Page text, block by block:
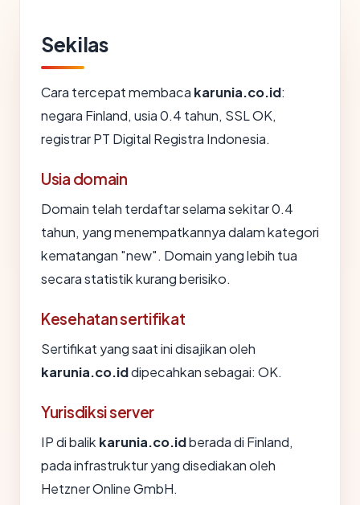
Sekilas
Cara tercepat membaca karunia.co.id:
negara Finland, usia 0.4 tahun, SSL OK,
registrar PT Digital Registra Indonesia.
Usia domain
Domain telah terdaftar selama sekitar 0.4
tahun, yang menempatkannya dalam kategori
kematangan "new". Domain yang lebih tua
secara statistik kurang berisiko.
Kesehatan sertifikat
Sertifikat yang saat ini disajikan oleh
karunia.co.iddipecahkan sebagai: OK.
Yurisdiksi server
IP di balik karunia.co.idberada di Finland,
pada infrastruktur yang disediakan oleh
Hetzner Online GmbH.